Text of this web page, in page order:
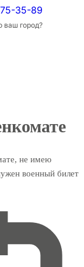
35-89
ваш город?
не имею
военный билет